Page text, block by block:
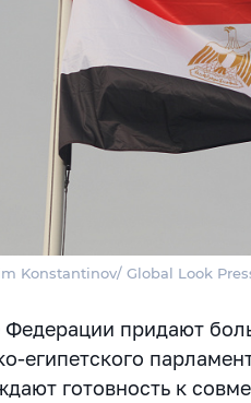
Konstantinov/ Global Look
Федерации придают
египетского
готовность к